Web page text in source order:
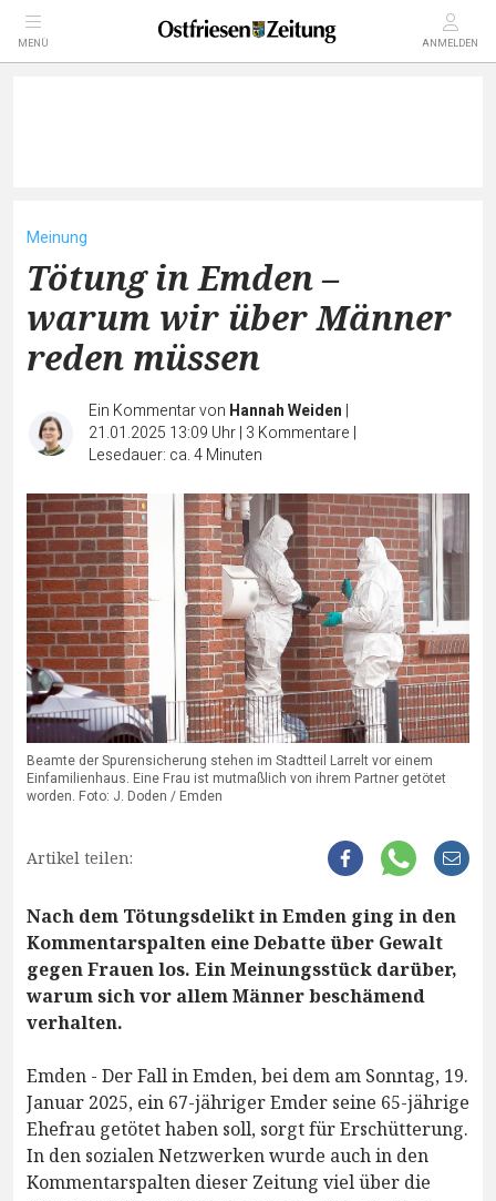
MENÜ ANMELDEN
Meinung
Tötung in Emden –
warum wir über Männer
reden müssen
Ein Kommentar von Hannah Weiden |
21.01.2025 13:09 Uhr| 3 Kommentare |
Lesedauer: ca. 4 Minuten
Beamte der Spurensicherung stehen im Stadtteil Larrelt vor einem
Einfamilienhaus. Eine Frau ist mutmaßlich von ihrem Partner getötet
worden. Foto: J. Doden / Emden
Artikel teilen:
Nach dem Tötungsdelikt in Emden ging in den
Kommentarspalten eine Debatte über Gewalt
gegen Frauen los. Ein Meinungsstück darüber,
warum sich vor allem Männer beschämend
verhalten.
Emden - Der Fall in Emden, bei dem am Sonntag, 19.
Januar 2025, ein 67-jähriger Emder seine 65-jährige
Ehefrau getötet haben soll, sorgt für Erschütterung.
In den sozialen Netzwerken wurde auch in den
Kommentarspalten dieser Zeitung viel über die